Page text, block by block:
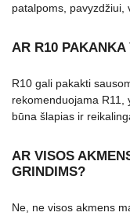
patalpoms, pavyzdžiui,
AR R10
R10 gali pakakti
rekomenduojama R11,
būna šlapias ir
AR VISOS
GRINDIMS?
Ne, ne visos akmens